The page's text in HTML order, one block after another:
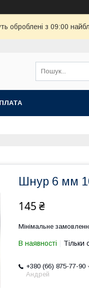
оброблені з 09:00
Шнур 6 мм
145 ₴
Мінімальне
В наявності Тільки
+380 (66) 875-77-90
Андрей